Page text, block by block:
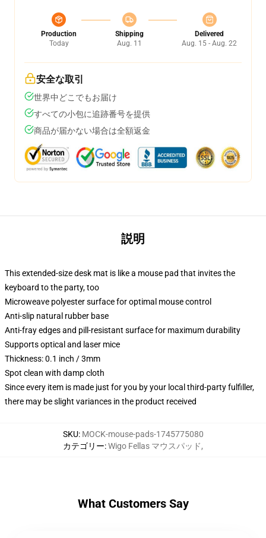
Production
Today
Shipping
Aug. 11
Delivered
Aug. 15 - Aug. 22
安全な取引
世界中どこでもお届け
すべての小包に追跡番号を提供
商品が届かない場合は全額返金
説明
This extended-size desk mat is like a mouse pad that invites the
keyboard to the party, too
Microweave polyester surface for optimal mouse control
Anti-slip natural rubber base
Anti-fray edges and pill-resistant surface for maximum durability
Supports optical and laser mice
Thickness: 0.1 inch / 3mm
Spot clean with damp cloth
Since every item is made just for you by your local third-party fulfiller,
there may be slight variances in the product received
SKU: MOCK-mouse-pads-1745775080
カテゴリー:Wigo Fellas マウスパッド,
What Customers Say